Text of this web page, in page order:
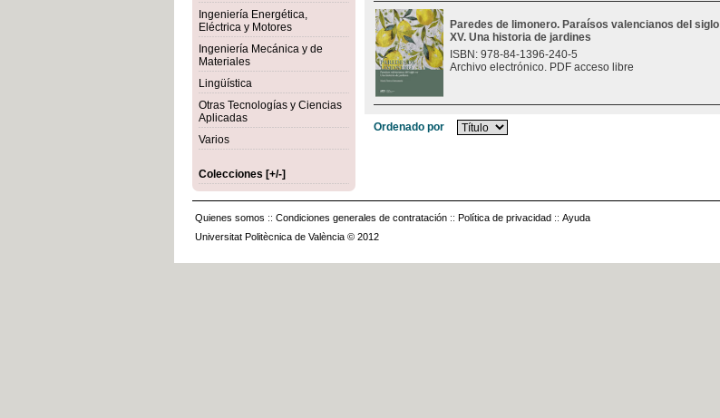
Ingeniería Energética,
Eléctrica y Motores
Ingeniería Mecánica y de
Materiales
Lingüística
Otras Tecnologías y Ciencias
Aplicadas
Varios
Colecciones [+/-]
Paredes de limonero. Paraísos valencianos del siglo
XV. Una historia de jardines
ISBN: 978-84-1396-240-5
Archivo electrónico. PDF acceso libre
Ordenado por
Quienes somos :: Condiciones generales de contratación :: Política de privacidad :: Ayuda
Universitat Politècnica de València © 2012